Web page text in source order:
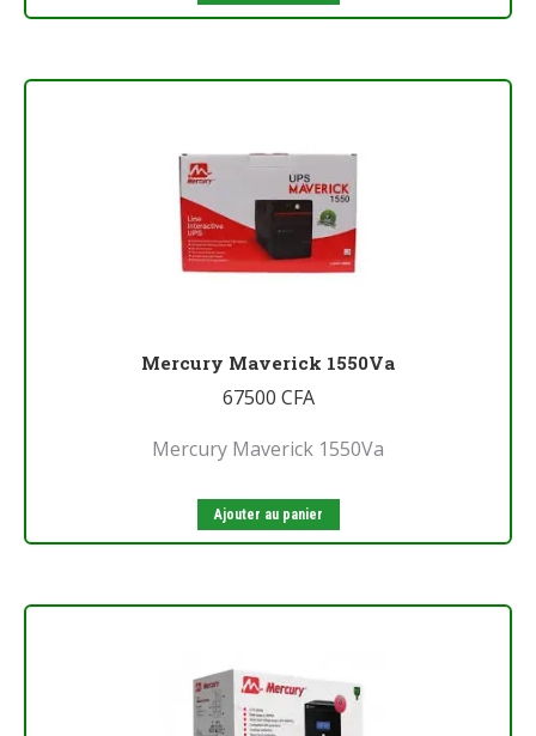
Mercury Maverick 1550Va
67500 CFA
Mercury Maverick 1550Va
Ajouter au panier